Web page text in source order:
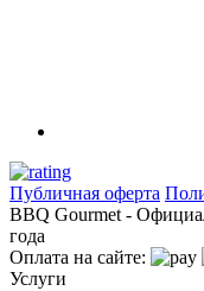
Публичная оферта
BBQ Gourmet -
года
Оплата на сайте:
Услуги